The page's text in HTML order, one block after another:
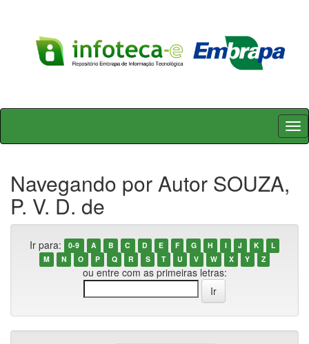
Skip
Navegando por Autor SOUZA,
P. V. D. de
Ir para: 0-9 A B C D E F G H I J K
L
M
N O P Q R S T U V W X Y Z
ou entre com as primeiras letras: